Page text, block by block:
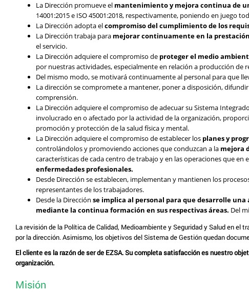
La Dirección promueve el mantenimiento y mejora continua de
14001:2015 e ISO 45001:2018, respectivamente, poniendo en juego
La Dirección adopta elcompromiso del cumplimiento de los
La Dirección trabaja para mejorar continuamente en la
el servicio.
La Dirección adquiere el compromiso de proteger el medio
por nuestras actividades, especialmente en relación a producción
Del mismo modo, se motivará continuamente al personal para que
La dirección se compromete a mantener, poner a disposición,
comprensión.
La Dirección adquiere el compromiso de adecuar su Sistema
involucrado en o afectado por la actividad de la organización,
promoción y protección de la salud física y mental.
La Dirección adquiere el compromiso de establecer los planes y
controlándolos y promoviendo acciones que conduzcan a la mejora
características de cada centro de trabajo y en las operaciones que
enfermedades profesionales.
Desde Dirección se establecen, implementan y mantienen los
representantes de los trabajadores.
Desde la Dirección se implica al personal para que desarrolle
mediante la continua formación en sus respectivas áreas. Del
La revisión de la Política de Calidad, Medioambiente y Seguridad y Salud en
por la dirección. Asimismo, los objetivos del Sistema de Gestión quedan
El cliente es la razón de ser de EZSA. Su completa satisfacción es nuestro
organización.
Misión